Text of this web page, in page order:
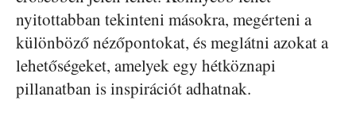
nyitottabban tekinteni másokra, megérteni a
különböző nézőpontokat, és meglátni azokat a
lehetőségeket, amelyek egy hétköznapi
pillanatban is inspirációt adhatnak.